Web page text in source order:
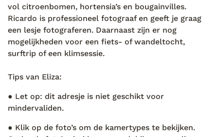
vol citroenbomen, hortensia’s en bougainvilles.
Ricardo is professioneel fotograaf en geeft je graag
een lesje fotograferen. Daarnaast zijn er nog
mogelijkheden voor een fiets- of wandeltocht,
surftrip of een klimsessie.
Tips van Eliza:
● Let op: dit adresje is niet geschikt voor
mindervaliden.
● Klik op de foto’s om de kamertypes te bekijken.